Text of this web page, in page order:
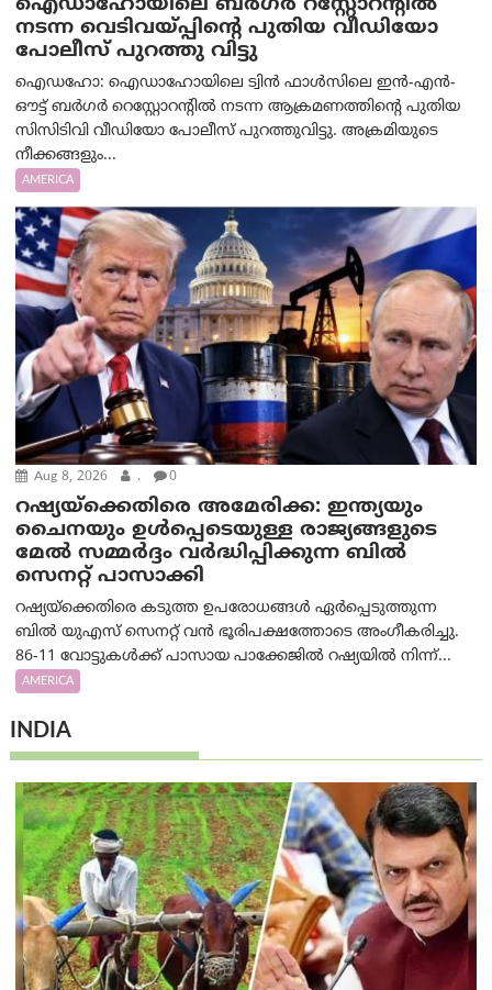
നടന്ന വെടിവയ്പ്പിന്റെ പുതിയ വീഡിയോ
പോലീസ് പുറത്തു വിട്ടു
ഐഡഹോ: ഐഡാഹോയിലെ ട്വിൻ ഫാൾസിലെ ഇൻ-എൻ-
ഔട്ട് ബർഗർ റെസ്റ്റോറന്റിൽ നടന്ന ആക്രമണത്തിന്റെ പുതിയ
സിസിടിവി വീഡിയോ പോലീസ് പുറത്തുവിട്ടു. അക്രമിയുടെ
നീക്കങ്ങളും...
AMERICA
Aug 8, 2026 . 0
റഷ്യയ്‌ക്കെതിരെ അമേരിക്ക: ഇന്ത്യയും
ചൈനയും ഉൾപ്പെടെയുള്ള രാജ്യങ്ങളുടെ
മേൽ സമ്മർദ്ദം വർദ്ധിപ്പിക്കുന്ന ബിൽ
സെനറ്റ് പാസാക്കി
റഷ്യയ്‌ക്കെതിരെ കടുത്ത ഉപരോധങ്ങൾ ഏർപ്പെടുത്തുന്ന
ബിൽ യുഎസ് സെനറ്റ് വൻ ഭൂരിപക്ഷത്തോടെ അംഗീകരിച്ചു.
86-11 വോട്ടുകൾക്ക് പാസായ പാക്കേജിൽ റഷ്യയിൽ നിന്ന്...
AMERICA
INDIA